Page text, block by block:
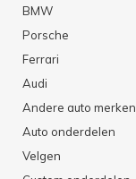
BMW
Porsche
Ferrari
Audi
Andere auto merken
Auto onderdelen
Velgen